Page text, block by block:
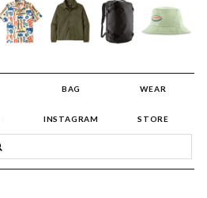
BAG WEAR
INSTAGRAM STORE